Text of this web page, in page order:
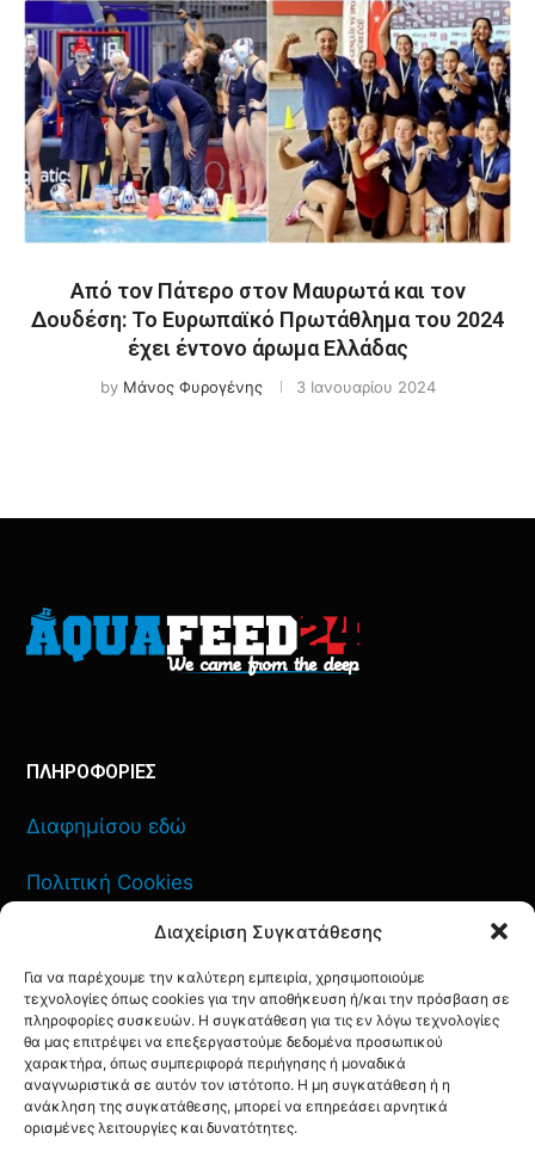
Διαχείριση Συγκατάθεσης
Για να παρέχουμε την καλύτερη εμπειρία, χρησιμοποιούμε
τεχνολογίες όπως cookies για την αποθήκευση ή/και την πρόσβαση σε
πληροφορίες συσκευών. Η συγκατάθεση για τις εν λόγω τεχνολογίες
θα μας επιτρέψει να επεξεργαστούμε δεδομένα προσωπικού
χαρακτήρα, όπως συμπεριφορά περιήγησης ή μοναδικά
αναγνωριστικά σε αυτόν τον ιστότοπο. Η μη συγκατάθεση ή η
ανάκληση της συγκατάθεσης, μπορεί να επηρεάσει αρνητικά
ορισμένες λειτουργίες και δυνατότητες.
Από τον Πάτερο στον Μαυρωτά και τον
Δουδέση: Το Ευρωπαϊκό Πρωτάθλημα του 2024
έχει έντονο άρωμα Ελλάδας
by Μάνος Φυρογένης 3 Ιανουαρίου 2024
ΠΛΗΡΟΦΟΡΙΕΣ
Διαφημίσου εδώ
Πολιτική Cookies
Πολιτική Απορρήτου
ΕΠΙΚΟΙΝΩΝΙΑ